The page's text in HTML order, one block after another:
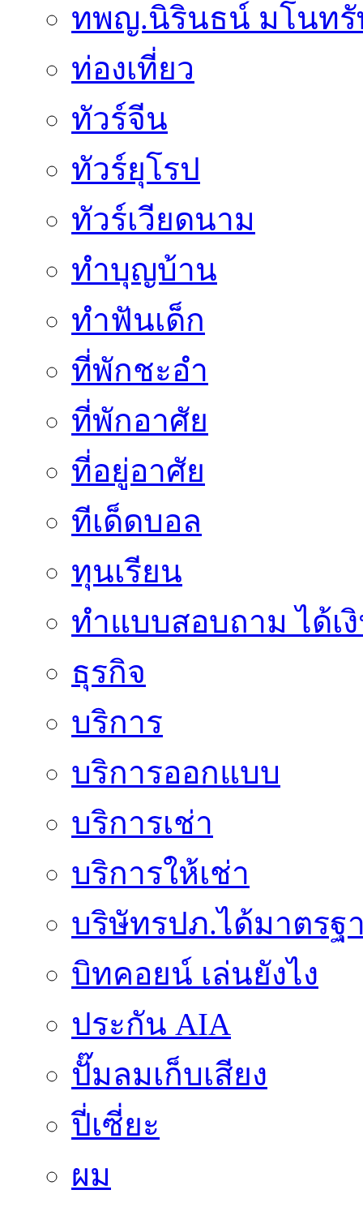
ทพญ.นิรินธน์ มโนท
ท่องเที่ยว
ทัวร์จีน
ทัวร์ยุโรป
ทัวร์เวียดนาม
ทำบุญบ้าน
ทำฟันเด็ก
ที่พักชะอำ
ที่พักอาศัย
ที่อยู่อาศัย
ทีเด็ดบอล
ทุนเรียน
ทําแบบสอบถาม ได้เ
ธุรกิจ
บริการ
บริการออกแบบ
บริการเช่า
บริการให้เช่า
บริษัทรปภ.ได้มาตรฐ
บิทคอยน์ เล่นยังไง
ประกัน AIA
ปั๊มลมเก็บเสียง
ปี่เซี่ยะ
ผม